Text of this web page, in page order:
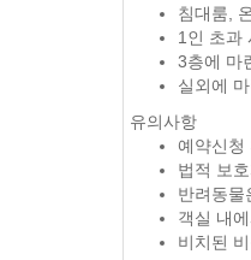
침대룸,
1인 초과
3층에 마
실외에
유의사항
예약신청
법적 보
반려동물
객실 내
비치된